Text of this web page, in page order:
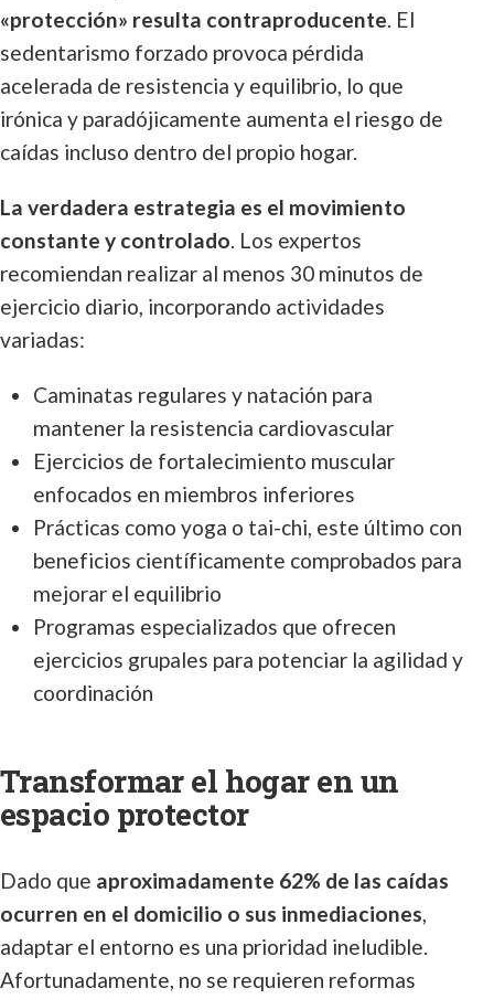
«protección» resulta contraproducente. El
sedentarismo forzado provoca pérdida
acelerada de resistencia y equilibrio, lo que
irónica y paradójicamente aumenta el riesgo de
caídas incluso dentro del propio hogar.
La verdadera estrategia es el movimiento
constante y controlado. Los expertos
recomiendan realizar al menos 30 minutos de
ejercicio diario, incorporando actividades
variadas:
Caminatas regulares y natación para
mantener la resistencia cardiovascular
Ejercicios de fortalecimiento muscular
enfocados en miembros inferiores
Prácticas como yoga o tai-chi, este último con
beneficios científicamente comprobados para
mejorar el equilibrio
Programas especializados que ofrecen
ejercicios grupales para potenciar la agilidad y
coordinación
Transformar el hogar en un
espacio protector
Dado que aproximadamente 62% de las caídas
ocurren en el domicilio o sus inmediaciones,
adaptar el entorno es una prioridad ineludible.
Afortunadamente, no se requieren reformas